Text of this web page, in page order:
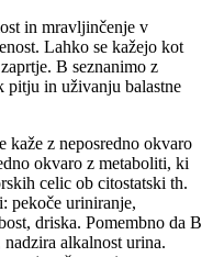
in mravljinčenje v
Lahko se kažejo kot
B seznanimo z
pitju in uživanju balastne
kaže z neposredno okvaro
okvaro z metaboliti, ki
celic ob citostatski th.
pekoče uriniranje,
driska. Pomembno da B
alkalnost urina.